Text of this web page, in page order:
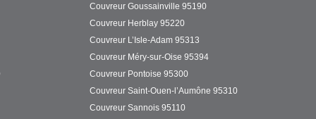
Couvreur Goussainville 95190
Couvreur Herblay 95220
Couvreur L’Isle-Adam 95313
Couvreur Méry-sur-Oise 95394
Couvreur Pontoise 95300
Couvreur Saint-Ouen-l’Aumône 95310
Couvreur Sannois 95110